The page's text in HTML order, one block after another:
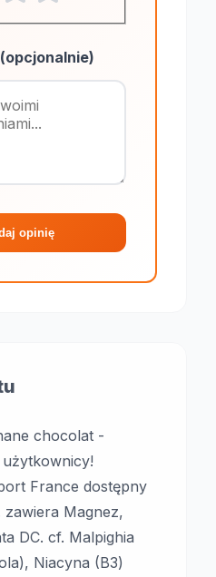
Maksymalnie
opinię
chocolat -
France dostępny
Magnez,
DC. cf. Malpighia
Niacyna (B3)